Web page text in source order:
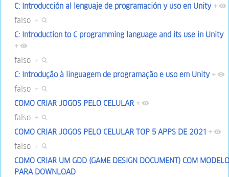
C: Introducción al lenguaje de programación y uso en Unity +
falso +
C: Introduction to C programming language and its use in Unity
+
falso +
C: Introdução à linguagem de programação e uso em Unity +
falso +
COMO CRIAR JOGOS PELO CELULAR +
falso +
COMO CRIAR JOGOS PELO CELULAR TOP 5 APPS DE 2021 +
falso +
COMO CRIAR UM GDD (GAME DESIGN DOCUMENT) COM MODELO
PARA DOWNLOAD